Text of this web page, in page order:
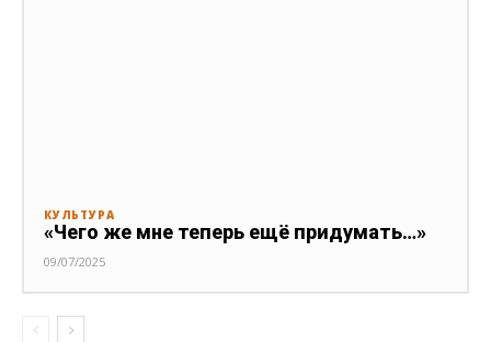
КУЛЬТУРА
«Чего же мне теперь ещё придумать…»
09/07/2025